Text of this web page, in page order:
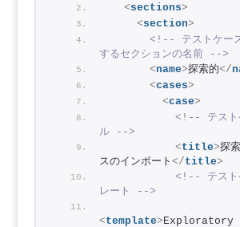
<sections>
<section>
<!-- テストケー
するセクションの名前 -->
<name>探索的</
<cases>
<case>
<!-- テスト
ル -->
<title>探
スのインポート </title>
<!-- テスト
レート -->
<template>Exploratory